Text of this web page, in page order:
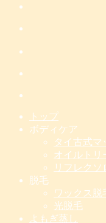
トップ
ボディケア
タイ古式マ
オイルトリ
リフレクソ
脱毛
ワックス脱
光脱毛
よもぎ蒸し